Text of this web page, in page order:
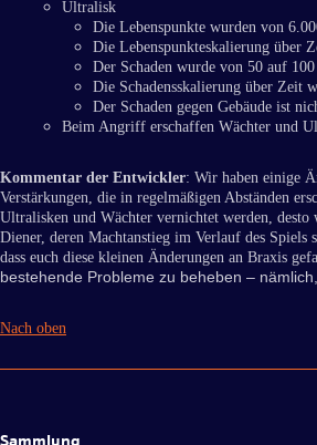
Ultralisk
Die Lebenspunkte wurden von
Die Lebenspunkteskalierung über
Der Schaden wurde von 50 auf 100
Die Schadensskalierung über Zeit
Der Schaden gegen Gebäude ist
Beim Angriff erschaffen Wächter und
Kommentar der Entwickler: Wir haben einige
Verstärkungen, die in regelmäßigen Abständen
Ultralisken und Wächter vernichtet werden,
Diener, deren Machtanstieg im Verlauf des
dass euch diese kleinen Änderungen an Braxis
bestehende Probleme zu beheben –
Nach oben
Sammlung